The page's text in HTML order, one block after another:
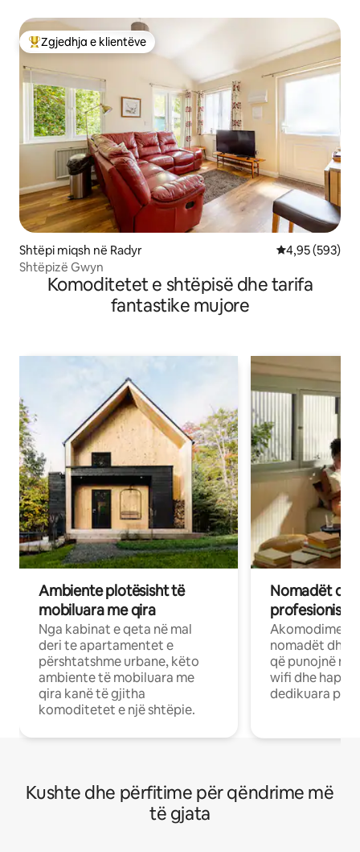
Më të mirat e zgjedhjeve të klientëve
Zgjedhja e klientëve
Shtëpi miqsh në Radyr Vlerësimi
4,95 (593)
Shtëpizë Gwyn
Komoditetet e shtëpisë dhe tarifa
fantastike mujore
Ambiente plotësisht të
mobiluara me qira
Nga kabinat e qeta në mal
deri te apartamentet e
përshtatshme urbane, këto
ambiente të mobiluara me
qira kanë të gjitha
komoditetet e një shtëpie.
Nomadët
Akomodime
nomadët dhe
që punojnë në
wifi dhe
dedikuara
Kushte dhe përfitime për qëndrime më
të gjata